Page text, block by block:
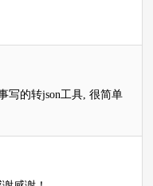
写的转json工具, 很简单